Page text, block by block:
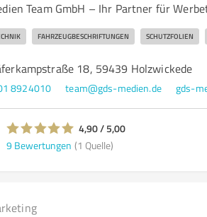
Team GmbH – Ihr Partner für
FAHRZEUGBESCHRIFTUNGEN SCHUTZFOLIEN
18, 59439 Holzwickede
8924010 team@gds-medien.de gds-
4,90 / 5,00
9 Bewertungen (1 Quelle)